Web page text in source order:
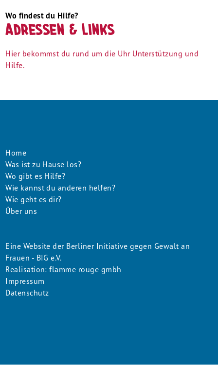
Wo findest du Hilfe?
Adressen & Links
Hier bekommst du rund um die Uhr Unterstützung und
Hilfe.
Footer
Menu
Home
Was ist zu Hause los?
Wo gibt es Hilfe?
Wie kannst du anderen helfen?
Wie geht es dir?
Über uns
Copyright
Menu
Eine Website der Berliner Initiative gegen Gewalt an
Frauen - BIG e.V.
Realisation: flamme rouge gmbh
Impressum
Datenschutz